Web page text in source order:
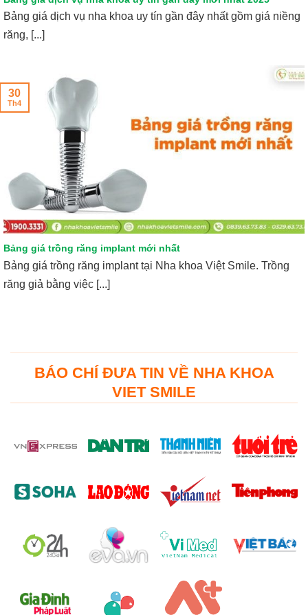
Bảng giá dịch vụ nha khoa uy tín gần đây nhất gồm giá niềng
răng, [...]
Bảng giá trồng răng implant mới nhất
Bảng giá trồng răng implant tại Nha khoa Việt Smile. Trồng
răng giả bằng việc [...]
30
Th4
BÁO CHÍ ĐƯA TIN VỀ NHA KHOA
VIET SMILE